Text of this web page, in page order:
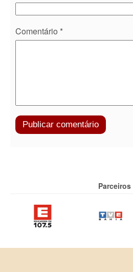
Comentário *
Parceiros